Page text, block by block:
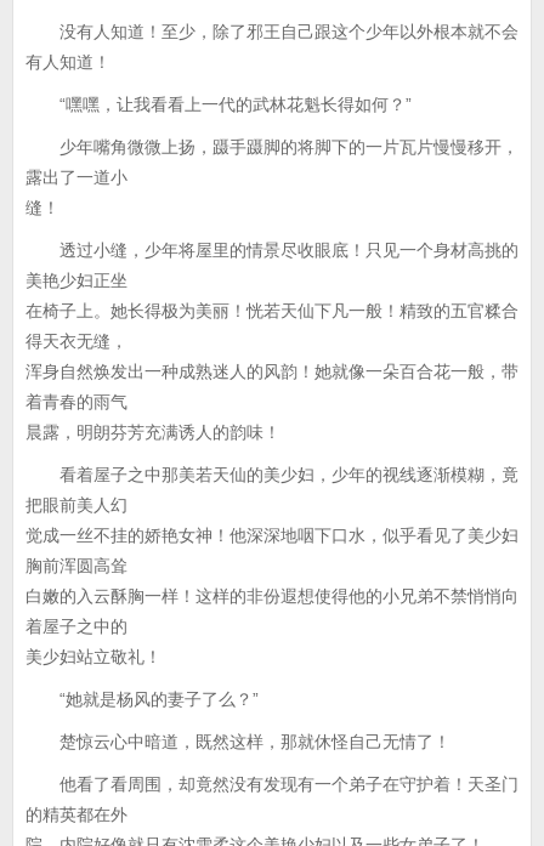
没有人知道！至少，除了邪王自己跟这个少年以外根本就不会
有人知道！
“嘿嘿，让我看看上一代的武林花魁长得如何？”
少年嘴角微微上扬，蹑手蹑脚的将脚下的一片瓦片慢慢移开，
露出了一道小
缝！
透过小缝，少年将屋里的情景尽收眼底！只见一个身材高挑的
美艳少妇正坐
在椅子上。她长得极为美丽！恍若天仙下凡一般！精致的五官糅合
得天衣无缝，
浑身自然焕发出一种成熟迷人的风韵！她就像一朵百合花一般，带
着青春的雨气
晨露，明朗芬芳充满诱人的韵味！
看着屋子之中那美若天仙的美少妇，少年的视线逐渐模糊，竟
把眼前美人幻
觉成一丝不挂的娇艳女神！他深深地咽下口水，似乎看见了美少妇
胸前浑圆高耸
白嫩的入云酥胸一样！这样的非份遐想使得他的小兄弟不禁悄悄向
着屋子之中的
美少妇站立敬礼！
“她就是杨风的妻子了么？”
楚惊云心中暗道，既然这样，那就休怪自己无情了！
他看了看周围，却竟然没有发现有一个弟子在守护着！天圣门
的精英都在外